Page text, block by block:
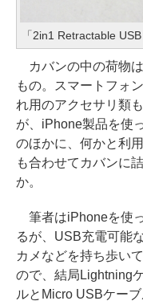
「2in1 Retractable USB
カバンの中の荷物
もの。スマートフォ
れ用のアクセサリ類
が、iPhone製品を使
のほかに、何かと利
も合わせてカバンに
か。
筆者はiPhoneを使
るが、USB充電可能
カメなどを持ち歩い
ので、結局Lightning
ルとMicro USBケー